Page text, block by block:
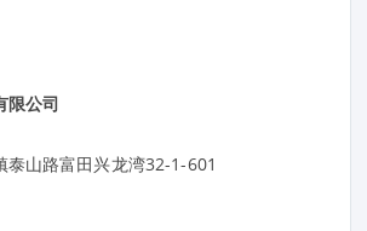
限公司
泰山路富田兴龙湾32-1-601